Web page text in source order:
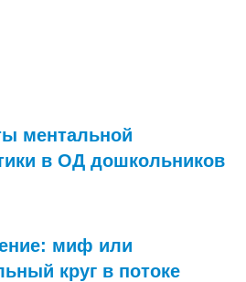
ментальной
в ОД дошкольников
миф или
круг в потоке